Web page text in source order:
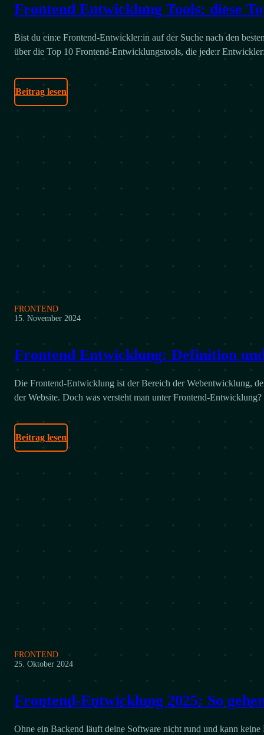
Frontend Entwicklung Tools: diese
Bist du ein:e Frontend-Entwickler:in auf der Suche nach den
über die Top 10 Frontend-Entwicklungstools, die jede:r
Beitrag lesen
FRONTEND
15. November 2024
Frontend Entwicklung: Definition
Die Frontend-Entwicklung ist der Bereich der Webentwicklung,
der Website. Doch was versteht man unter Frontend-
Beitrag lesen
FRONTEND
25. Oktober 2024
Frontend-Entwicklung 2025: So
Ohne ein Backend läuft deine Software nicht rund und kann